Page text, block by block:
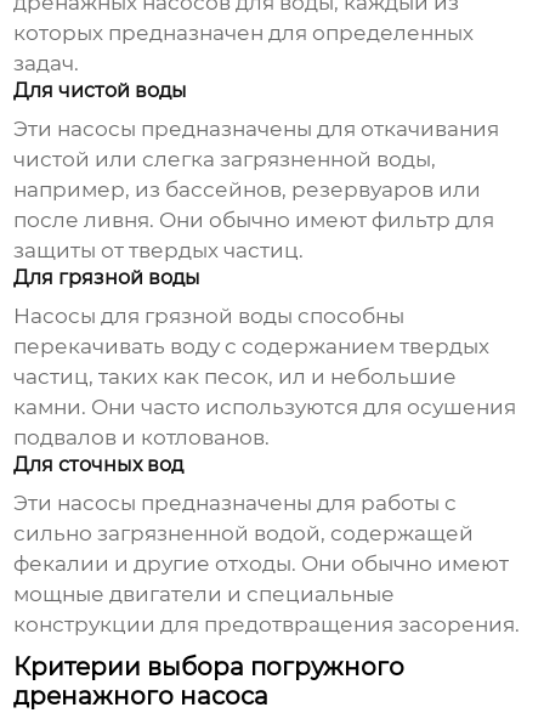
которых предназначен для определенных
задач.
Для чистой воды
Эти насосы предназначены для откачивания
чистой или слегка загрязненной воды,
например, из бассейнов, резервуаров или
после ливня. Они обычно имеют фильтр для
защиты от твердых частиц.
Для грязной воды
Насосы для грязной воды способны
перекачивать воду с содержанием твердых
частиц, таких как песок, ил и небольшие
камни. Они часто используются для осушения
подвалов и котлованов.
Для сточных вод
Эти насосы предназначены для работы с
сильно загрязненной водой, содержащей
фекалии и другие отходы. Они обычно имеют
мощные двигатели и специальные
конструкции для предотвращения засорения.
Критерии выбора погружного
дренажного насоса